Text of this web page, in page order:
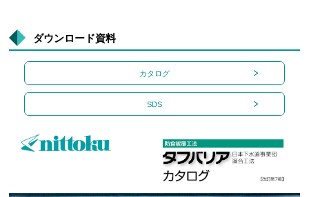
ダウンロード資料
カタログ
SDS